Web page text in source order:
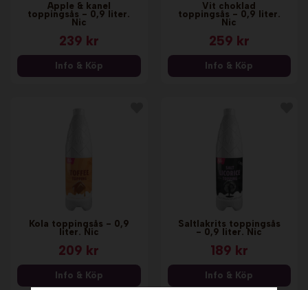
Äpple & kanel
toppingsås - 0,9 liter.
Nic
239 kr
Info & Köp
Vit choklad
toppingsås - 0,9 liter.
Nic
259 kr
Info & Köp
Kola toppingsås - 0,9
liter. Nic
209 kr
Info & Köp
Saltlakrits toppingsås
- 0,9 liter. Nic
189 kr
Info & Köp